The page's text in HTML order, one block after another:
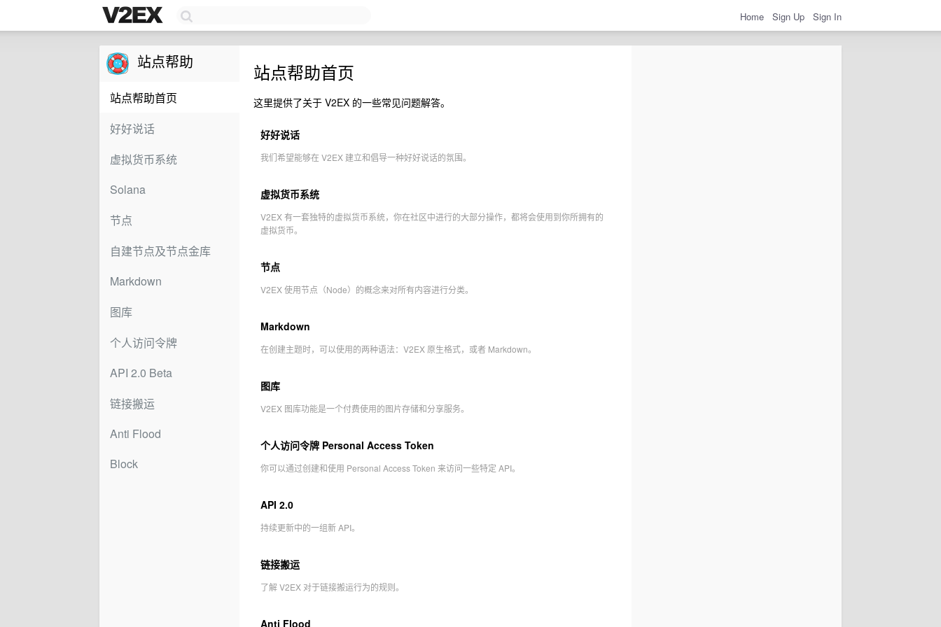
Home Sign Up Sign In
站点帮助
站点帮助首页
好好说话
虚拟货币系统
Solana
节点
自建节点及节点金库
Markdown
图库
个人访问令牌
API 2.0 Beta
链接搬运
Anti Flood
Block
站点帮助首页
这里提供了关于 V2EX 的一些常见问题解答。
好好说话
我们希望能够在 V2EX 建立和倡导一种好好说话的氛围。
虚拟货币系统
V2EX 有一套独特的虚拟货币系统，你在社区中进行的大部分操作，都将会使用到你所拥有的
虚拟货币。
节点
V2EX 使用节点（Node）的概念来对所有内容进行分类。
Markdown
在创建主题时，可以使用的两种语法：V2EX 原生格式，或者 Markdown。
图库
V2EX 图库功能是一个付费使用的图片存储和分享服务。
个人访问令牌 Personal Access Token
你可以通过创建和使用 Personal Access Token 来访问一些特定 API。
API 2.0
持续更新中的一组新 API。
链接搬运
了解 V2EX 对于链接搬运行为的规则。
Anti Flood